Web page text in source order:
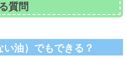
質問
油）でもできる？